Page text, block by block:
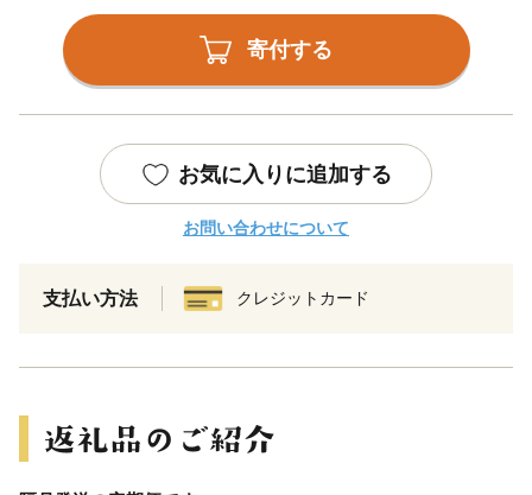
寄付する
お気に入りに追加する
お問い合わせについて
支払い方法 クレジットカード